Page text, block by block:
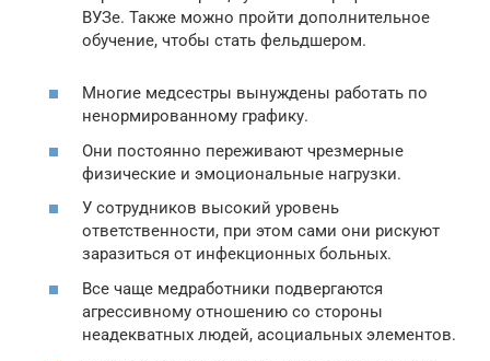
ВУЗе. Также можно пройти дополнительное
обучение, чтобы стать фельдшером.
Многие медсестры вынуждены работать по
ненормированному графику.
Они постоянно переживают чрезмерные
физические и эмоциональные нагрузки.
У сотрудников высокий уровень
ответственности, при этом сами они рискуют
заразиться от инфекционных больных.
Все чаще медработники подвергаются
агрессивному отношению со стороны
неадекватных людей, асоциальных элементов.